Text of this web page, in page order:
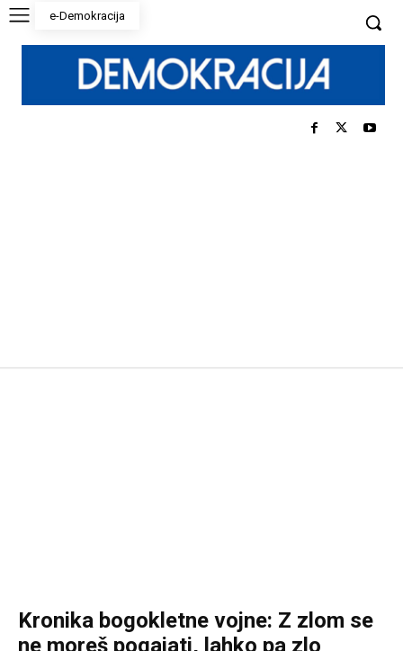
e-Demokracija
Kronika bogokletne vojne: Z zlom se
ne moreš pogajati, lahko pa zlo